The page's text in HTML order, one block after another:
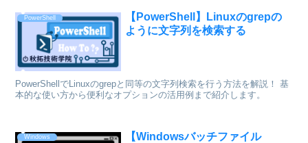
PowerShell
【PowerShell】Linuxのgrepの
ように文字列を検索する
PowerShellでLinuxのgrepと同等の文字列検索を行う方法を解説！ 基
本的な使い方から便利なオプションの活用例まで紹介します。
Windows
【Windowsバッチファイル